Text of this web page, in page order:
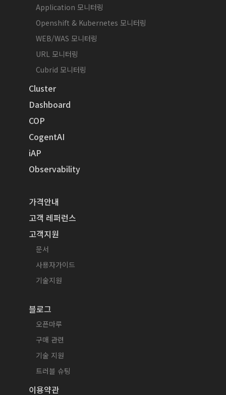
Application 모니터링
Openshift & Kubernetes 모니터링
WEB/WAS 모니터링
URL 모니터링
Cubrid 모니터링
Cluster
Dashboard
COP
CogentAI
iAP
Observability
가격안내
고객 레퍼런스
고객지원
문서
사용자가이드
기술지원
블로그
오픈마루
구매 관련
기술 지원
트러블 슈팅
이용약관